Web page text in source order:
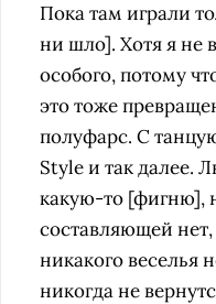
Пока там играли
ни шло]. Хотя я не
особого, потому
это тоже
полуфарс. С
Style и так далее.
какую-то [фигню],
составляющей нет,
никакого веселья
никогда не